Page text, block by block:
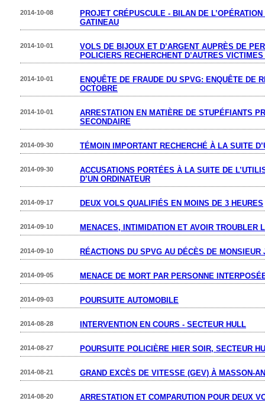
PROJET CRÉPUSCULE - BILAN DE
GATINEAU
2014-10-08
VOLS DE BIJOUX ET D’ARGENT AUPRÈS DE
POLICIERS RECHERCHENT D’AUTRES
2014-10-01
ENQUÊTE DE FRAUDE DU SPVG: ENQUÊTE DE
OCTOBRE
2014-10-01
ARRESTATION EN MATIÈRE DE STUPÉFIANTS
SECONDAIRE
2014-10-01
TÉMOIN IMPORTANT RECHERCHÉ À LA SUITE
2014-09-30
ACCUSATIONS PORTÉES À LA SUITE DE
D’UN ORDINATEUR
2014-09-30
DEUX VOLS QUALIFIÉS EN MOINS DE 3 HEURES
2014-09-17
MENACES, INTIMIDATION ET AVOIR TROUBLER
2014-09-10
RÉACTIONS DU SPVG AU DÉCÈS DE MONSIEUR
2014-09-10
MENACE DE MORT PAR PERSONNE
2014-09-05
POURSUITE AUTOMOBILE
2014-09-03
INTERVENTION EN COURS - SECTEUR HULL
2014-08-28
POURSUITE POLICIÈRE HIER SOIR, SECTEUR
2014-08-27
GRAND EXCÈS DE VITESSE (GEV) À MASSON-
2014-08-21
ARRESTATION ET COMPARUTION POUR DEUX
2014-08-20